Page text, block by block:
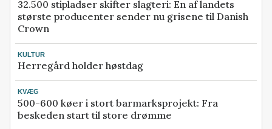
32.500 stipladser skifter slagteri: En af landets
største producenter sender nu grisene til Danish
Crown
KULTUR
Herregård holder høstdag
KVÆG
500-600 køer i stort barmarksprojekt: Fra
beskeden start til store drømme